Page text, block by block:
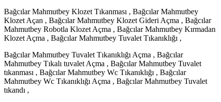
Bağcılar Mahmutbey Klozet Tıkanması , Bağcılar Mahmutbey
Klozet Açan , Bağcılar Mahmutbey Klozet Gideri Açma , Bağcılar
Mahmutbey Robotla Klozet Açma , Bağcılar Mahmutbey Kırmadan
Klozet Açma , Bağcılar Mahmutbey Tuvalet Tıkanıklığı ,
Bağcılar Mahmutbey Tuvalet Tıkanıklığı Açma , Bağcılar
Mahmutbey Tıkalı tuvalet Açma , Bağcılar Mahmutbey Tuvalet
tıkanması , Bağcılar Mahmutbey Wc Tıkanıklığı , Bağcılar
Mahmutbey Wc Tıkanıklığı Açma , Bağcılar Mahmutbey Tuvalet
tıkandı ,